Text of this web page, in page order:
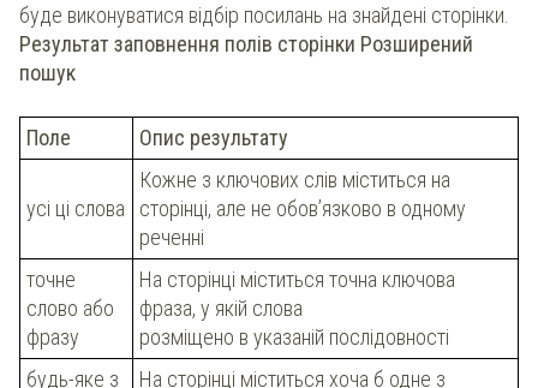
буде виконуватися відбір посилань на знайдені сторінки.
Результат заповнення полів сторінки Розширений
пошук
Поле Опис результату
усі ці слова
Кожне з ключових слів міститься на
сторінці, але не обов’язково в одному
реченні
точне
слово або
фразу
На сторінці міститься точна ключова
фраза, у якій слова
розміщено в указаній послідовності
будь-яке з
На сторінці міститься хоча б одне з